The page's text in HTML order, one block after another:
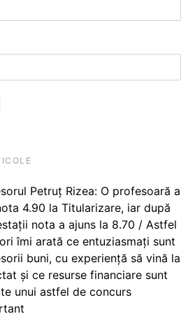
Petruț Rizea: O profesoară a
4.90 la Titularizare, iar după
nota a ajuns la 8.70 / Astfel
îmi arată ce entuziasmați sunt
buni, cu experiență să vină la
și ce resurse financiare sunt
unui astfel de concurs